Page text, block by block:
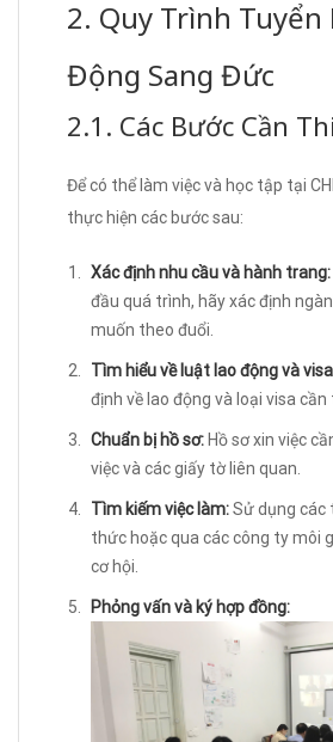
2. Quy Trình Tuyển
Động Sang Đức
2.1. Các Bước Cần
Để có thể làm việc và học tập tại
thực hiện các bước sau:
Xác định nhu cầu và hành trang:
đầu quá trình, hãy xác định
muốn theo đuổi.
Tìm hiểu về luật lao động và
định về lao động và loại visa cần
Chuẩn bị hồ sơ: Hồ sơ xin việc
việc và các giấy tờ liên quan.
Tìm kiếm việc làm:Sử dụng các
thức hoặc qua các công ty môi
cơ hội.
Phỏng vấn và ký hợp đồng: